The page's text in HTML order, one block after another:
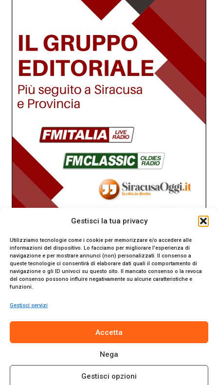
Gestisci la tua privacy
Utilizziamo tecnologie come i cookie per memorizzare e/o accedere alle
informazioni del dispositivo. Lo facciamo per migliorare l'esperienza di
navigazione e per mostrare annunci (non) personalizzati. Il consenso a
queste tecnologie ci consentirà di elaborare dati quali il comportamento di
navigazione o gli ID univoci su questo sito. Il mancato consenso o la revoca
del consenso possono influire negativamente su alcune caratteristiche e
funzioni.
Gestisci servizi
Accetta
Nega
Gestisci opzioni
Tribunale di Siracusa. Direttore responsabile Gianni Catania.
© 2024 Promo Italia S.r.l. Tutti i diritti riservati. | Sito web
realizzato daWeb-Arte.it
Cookie Policy|Termini e Condizioni